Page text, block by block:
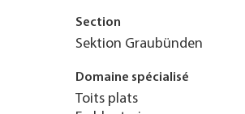
Section
Sektion Graubünden
Domaine spécialisé
Toits plats